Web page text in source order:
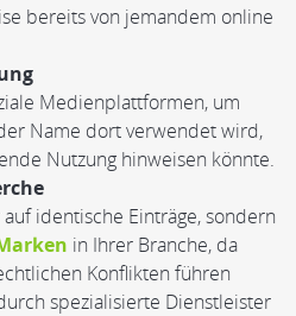
bereits von jemandem online
Medienplattformen, um
Name dort verwendet wird,
Nutzung hinweisen könnte.
identische Einträge, sondern
in Ihrer Branche, da
Konflikten führen
spezialisierte Dienstleister